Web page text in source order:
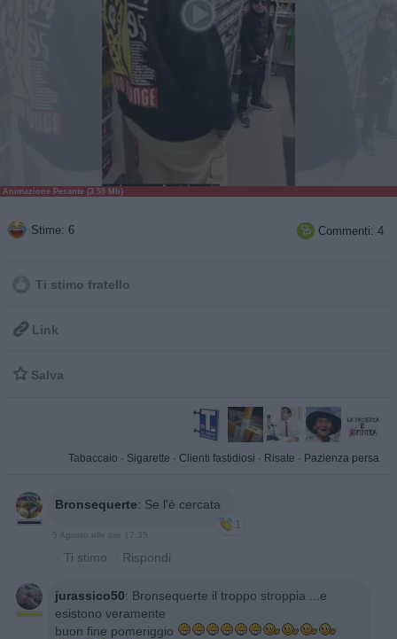
Animazione Pesante (3.59 Mb)
Stime: 6  Commenti: 4
Ti stimo fratello
 Link
 Salva
Tabaccaio · Sigarette · Clienti fastidiosi · Risate · Pazienza persa
Bronsequerte: Se l'è cercata
1
5 Agosto alle ore 17:35
· Ti stimo · Rispondi
jurassico50: Bronsequerte il troppo stroppia ...e
esistono veramente
buon fine pomeriggio